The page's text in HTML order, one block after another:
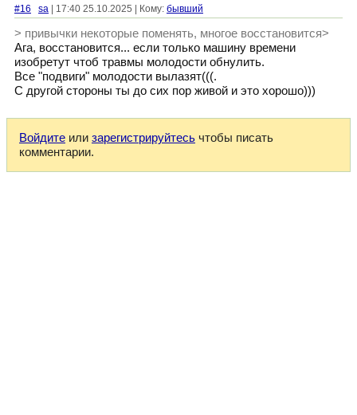
#16 sa | 17:40 25.10.2025 | Кому: бывший
> привычки некоторые поменять, многое восстановится>
Ага, восстановится... если только машину времени
изобретут чтоб травмы молодости обнулить.
Все "подвиги" молодости вылазят(((.
С другой стороны ты до сих пор живой и это хорошо)))
Войдите или зарегистрируйтесь чтобы писать
комментарии.